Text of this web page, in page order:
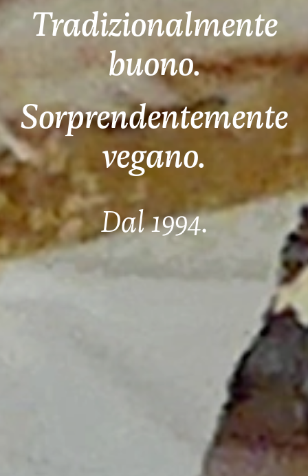
Tradizionalmente
buono.
Sorprendentemente
vegano.
Dal 1994.